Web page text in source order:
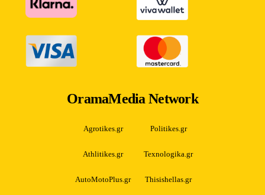
OramaMedia Network
Agrotikes.gr Politikes.gr
Athlitikes.gr Texnologika.gr
AutoMotoPlus.gr Thisishellas.gr